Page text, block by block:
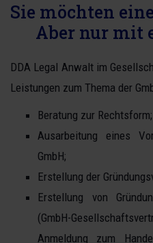
Sie möchten
Aber nur mit
DDA Legal Anwalt im
Leistungen zum Thema der
Beratung zur Rechtsform;
Ausarbeitung eines
GmbH;
Erstellung der
Erstellung von
(GmbH-
Anmeldung zum